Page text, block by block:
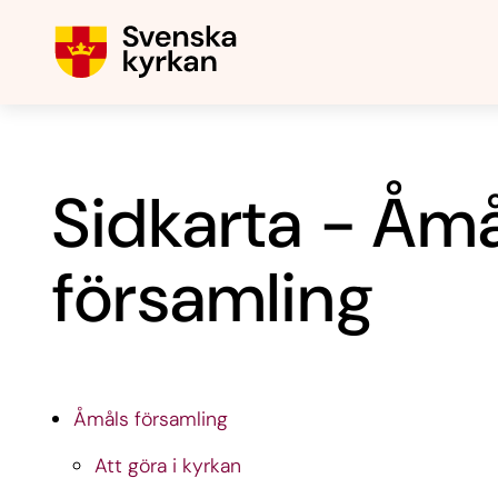
Sidkarta -
församling
Åmåls församling
Att göra i kyrkan